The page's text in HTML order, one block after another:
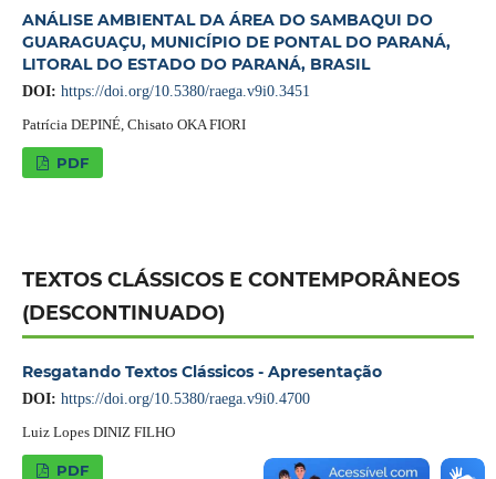
ANÁLISE AMBIENTAL DA ÁREA DO SAMBAQUI DO
GUARAGUAÇU, MUNICÍPIO DE PONTAL DO PARANÁ,
LITORAL DO ESTADO DO PARANÁ, BRASIL
DOI: https://doi.org/10.5380/raega.v9i0.3451
Patrícia DEPINÉ, Chisato OKA FIORI
PDF
TEXTOS CLÁSSICOS E CONTEMPORÂNEOS
(DESCONTINUADO)
Resgatando Textos Clássicos - Apresentação
DOI: https://doi.org/10.5380/raega.v9i0.4700
Luiz Lopes DINIZ FILHO
PDF